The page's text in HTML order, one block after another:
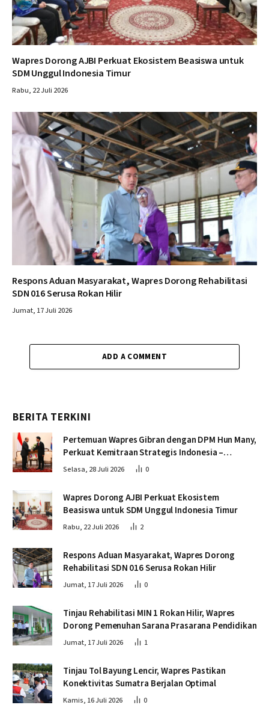
Wapres Dorong AJBI Perkuat Ekosistem Beasiswa untuk
SDM Unggul Indonesia Timur
Rabu, 22 Juli 2026
Respons Aduan Masyarakat, Wapres Dorong Rehabilitasi
SDN 016 Serusa Rokan Hilir
Jumat, 17 Juli 2026
ADD A COMMENT
BERITA TERKINI
Pertemuan Wapres Gibran dengan DPM Hun Many,
Perkuat Kemitraan Strategis Indonesia –
Kamboja
Selasa, 28 Juli 2026 0
Wapres Dorong AJBI Perkuat Ekosistem
Beasiswa untuk SDM Unggul Indonesia Timur
Rabu, 22 Juli 2026 2
Respons Aduan Masyarakat, Wapres Dorong
Rehabilitasi SDN 016 Serusa Rokan Hilir
Jumat, 17 Juli 2026 0
Tinjau Rehabilitasi MIN 1 Rokan Hilir, Wapres
Dorong Pemenuhan Sarana Prasarana Pendidikan
Jumat, 17 Juli 2026 1
Tinjau Tol Bayung Lencir, Wapres Pastikan
Konektivitas Sumatra Berjalan Optimal
Kamis, 16 Juli 2026 0